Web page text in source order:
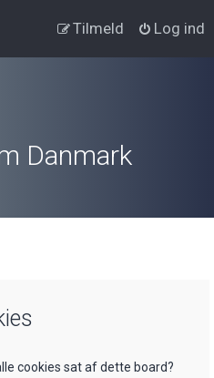
Log ind
Tilmeld
Danmark
cookies sat af dette board?